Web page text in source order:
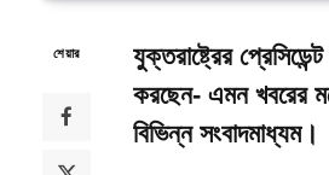
শেয়ার
যুক্তরাষ্ট্রের
করছেন- এমন খবরের
বিভিন্ন সংবাদমাধ্যম।